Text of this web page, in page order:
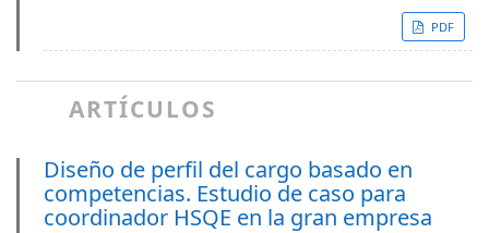
PDF
ARTÍCULOS
Diseño de perfil del cargo basado en
competencias. Estudio de caso para
coordinador HSQE en la gran empresa